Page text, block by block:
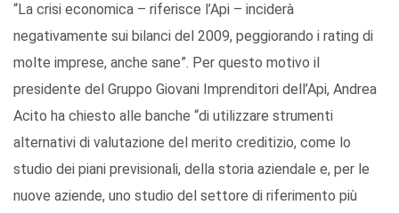
“La crisi economica – riferisce l’Api – inciderà
negativamente sui bilanci del 2009, peggiorando i rating di
molte imprese, anche sane”. Per questo motivo il
presidente del Gruppo Giovani Imprenditori dell’Api, Andrea
Acito ha chiesto alle banche “di utilizzare strumenti
alternativi di valutazione del merito creditizio, come lo
studio dei piani previsionali, della storia aziendale e, per le
nuove aziende, uno studio del settore di riferimento più